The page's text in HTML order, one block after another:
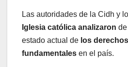
Las autoridades de la Cidh y
Iglesia católica analizaron de
estado actual de los derechos
fundamentales en el país.